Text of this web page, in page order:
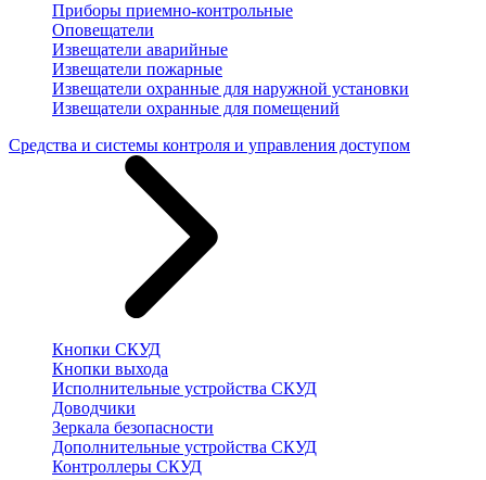
Приборы приемно-контрольные
Оповещатели
Извещатели аварийные
Извещатели пожарные
Извещатели охранные для наружной установки
Извещатели охранные для помещений
Средства и системы контроля и управления доступом
Кнопки СКУД
Кнопки выхода
Исполнительные устройства СКУД
Доводчики
Зеркала безопасности
Дополнительные устройства СКУД
Контроллеры СКУД